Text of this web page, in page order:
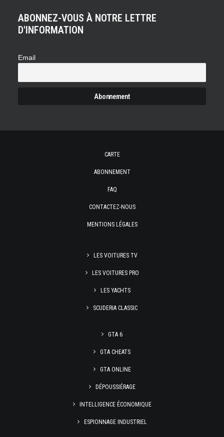
ABONNEZ-VOUS À NOTRE LETTRE
D'INFORMATION
Email
CARTE
ABONNEMENT
FAQ
CONTACTEZ-NOUS
MENTIONS LÉGALES
LES VOITURES TV
LES VOITURES PRO
LES YACHTS
SCUDERIA CLASSIC
GTA 6
GTA CHEATS
GTA ONLINE
DÉPOUSSIÉRAGE
INTELLIGENCE ÉCONOMIQUE
ESPIONNAGE INDUSTRIEL